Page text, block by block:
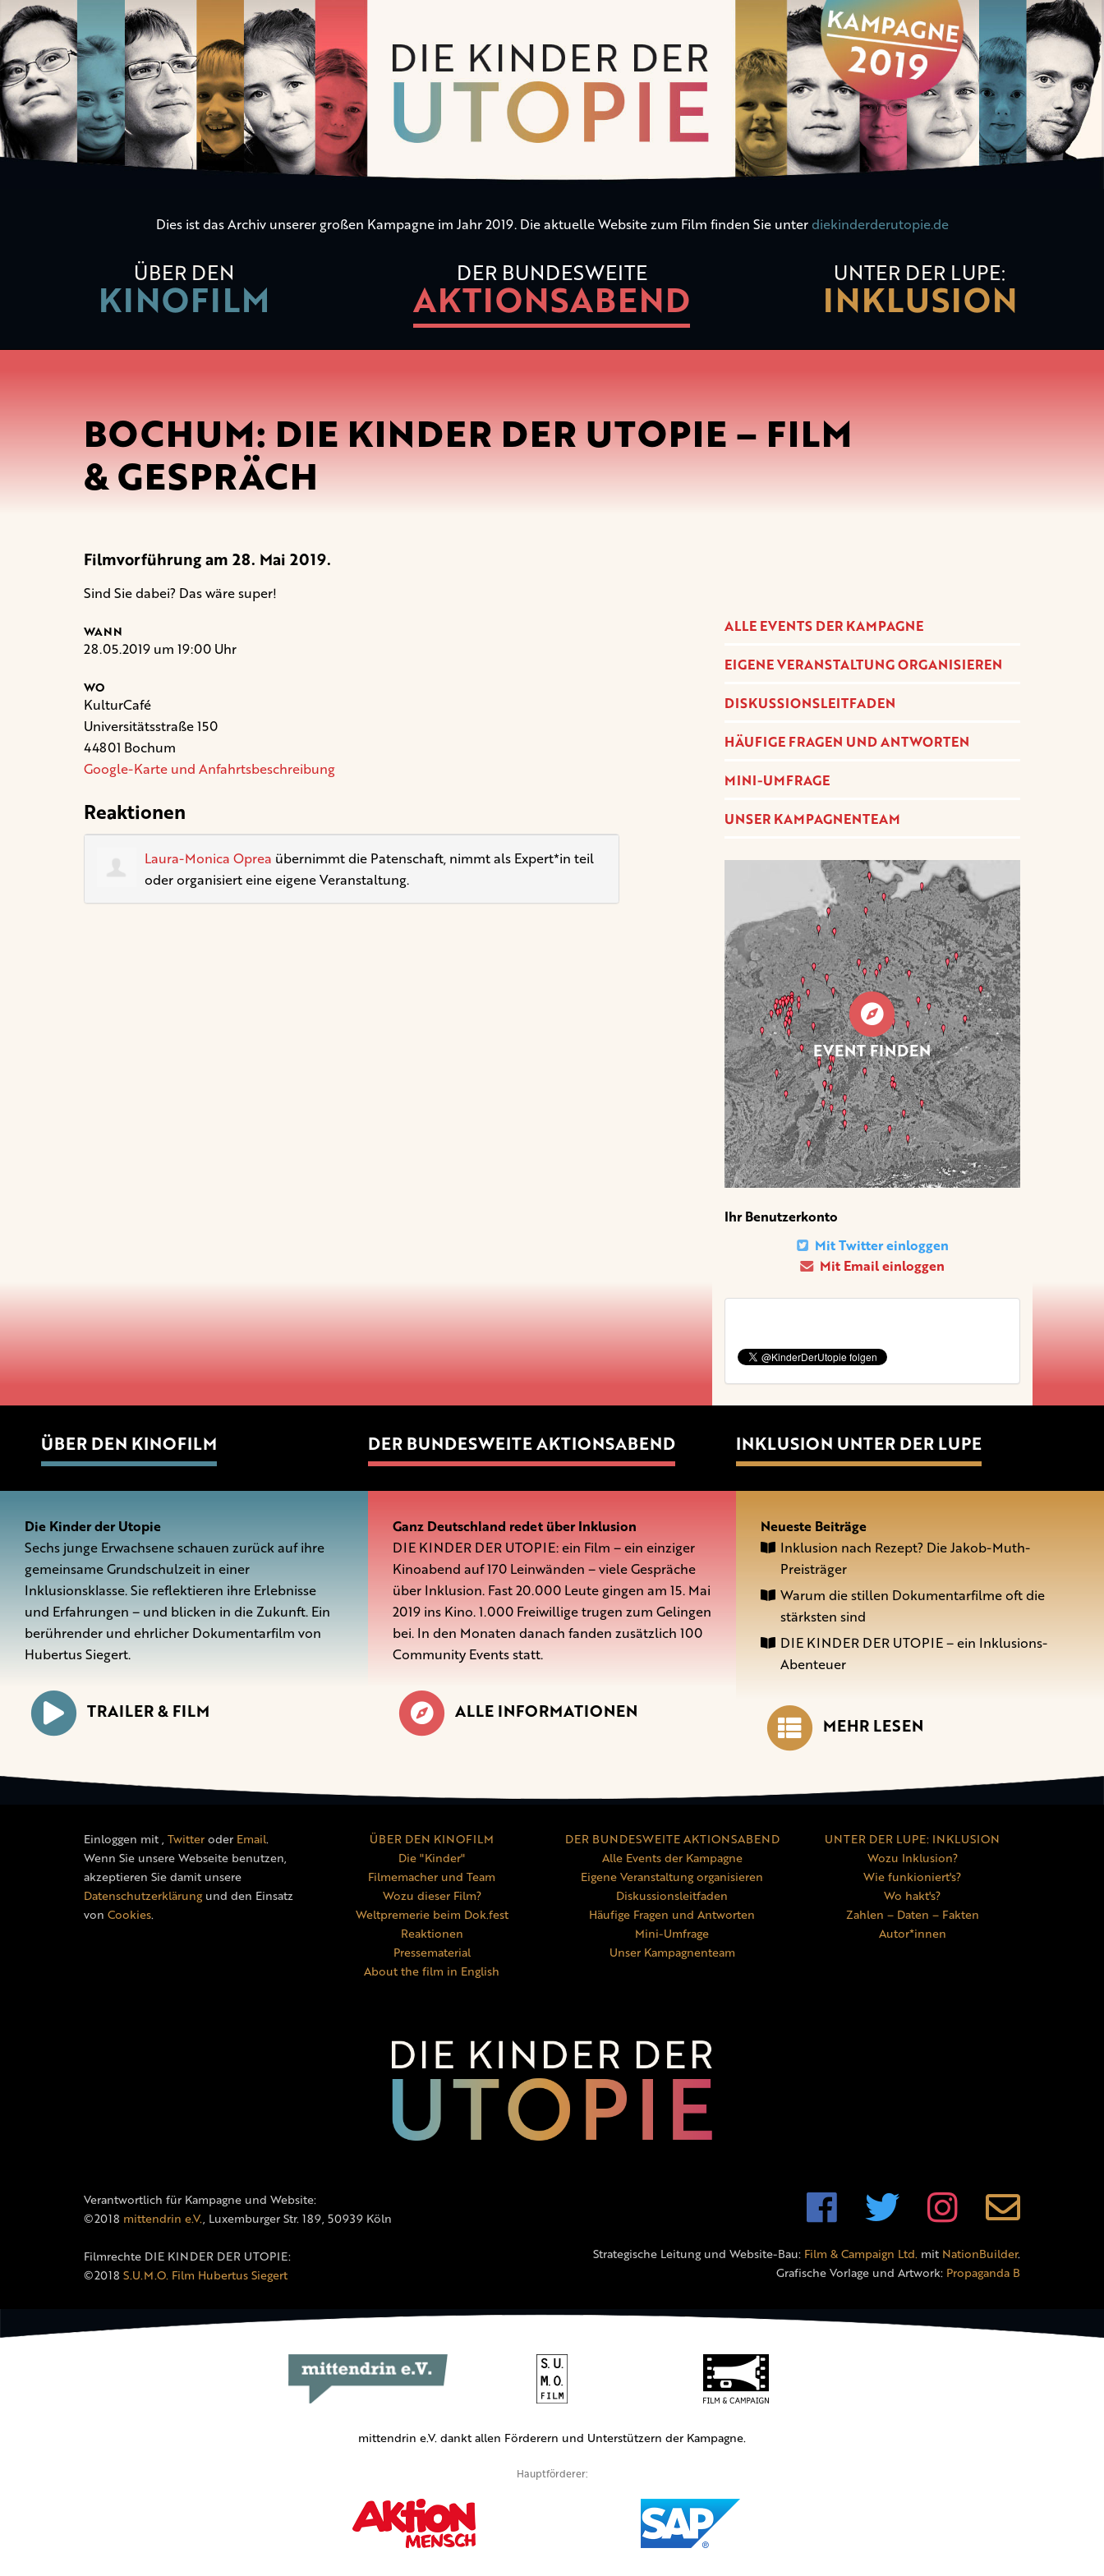
Die
Kinder
der
Utopie
Dies ist das Archiv unserer großen Kampagne im Jahr 2019. Die aktuelle Website zum Film finden Sie unter diekinderderutopie.de
ÜBER DEN
KINOFILM
DER BUNDESWEITE
AKTIONSABEND
UNTER DER LUPE:
INKLUSION
BOCHUM: DIE KINDER DER UTOPIE – FILM
& GESPRÄCH
Filmvorführung am 28. Mai 2019.
Sind Sie dabei? Das wäre super!
WANN
28.05.2019 um 19:00 Uhr
WO
KulturCafé
Universitätsstraße 150
44801 Bochum
Google-Karte und Anfahrtsbeschreibung
Reaktionen
Laura-Monica Oprea übernimmt die Patenschaft, nimmt als Expert*in teil
oder organisiert eine eigene Veranstaltung.
ALLE EVENTS DER KAMPAGNE
EIGENE VERANSTALTUNG ORGANISIEREN
DISKUSSIONSLEITFADEN
HÄUFIGE FRAGEN UND ANTWORTEN
MINI-UMFRAGE
UNSER KAMPAGNENTEAM
EVENT FINDEN
Ihr Benutzerkonto
Mit Twitter einloggen
Mit Email einloggen
ÜBER DEN KINOFILM
Die Kinder der Utopie
Sechs junge Erwachsene schauen zurück auf ihre
gemeinsame Grundschulzeit in einer
Inklusionsklasse. Sie reflektieren ihre Erlebnisse
und Erfahrungen – und blicken in die Zukunft. Ein
berührender und ehrlicher Dokumentarfilm von
Hubertus Siegert.
TRAILER & FILM
DER BUNDESWEITE AKTIONSABEND
Ganz Deutschland redet über Inklusion
DIE KINDER DER UTOPIE: ein Film – ein einziger
Kinoabend auf 170 Leinwänden – viele Gespräche
über Inklusion. Fast 20.000 Leute gingen am 15. Mai
2019 ins Kino. 1.000 Freiwillige trugen zum Gelingen
bei. In den Monaten danach fanden zusätzlich 100
Community Events statt.
ALLE INFORMATIONEN
INKLUSION UNTER DER LUPE
Neueste Beiträge
Inklusion nach Rezept? Die Jakob-Muth-
Preisträger
Warum die stillen Dokumentarfilme oft die
stärksten sind
DIE KINDER DER UTOPIE – ein Inklusions-
Abenteuer
MEHR LESEN
Einloggen mit, Twitteroder Email.
Wenn Sie unsere Webseite benutzen,
akzeptieren Sie damit unsere
Datenschutzerklärungund den Einsatz
von Cookies.
ÜBER DEN KINOFILM
Die "Kinder"
Filmemacher und Team
Wozu dieser Film?
Weltpremerie beim Dok.fest
Reaktionen
Pressematerial
About the film in English
DER BUNDESWEITE AKTIONSABEND
Alle Events der Kampagne
Eigene Veranstaltung organisieren
Diskussionsleitfaden
Häufige Fragen und Antworten
Mini-Umfrage
Unser Kampagnenteam
UNTER DER LUPE: INKLUSION
Wozu Inklusion?
Wie funkioniert's?
Wo hakt's?
Zahlen – Daten – Fakten
Autor*innen
Verantwortlich für Kampagne und Website:
©2018 mittendrin e.V., Luxemburger Str. 189, 50939 Köln
Filmrechte DIE KINDER DER UTOPIE:
©2018 S.U.M.O. Film Hubertus Siegert
Strategische Leitung und Website-Bau: Film & Campaign Ltd. mit NationBuilder.
Grafische Vorlage und Artwork: Propaganda B
mittendrin e.V. dankt allen Förderern und Unterstützern der Kampagne.
Hauptförderer: